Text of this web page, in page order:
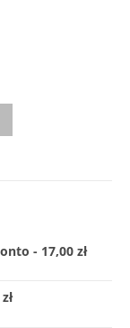
- 17,00 zł